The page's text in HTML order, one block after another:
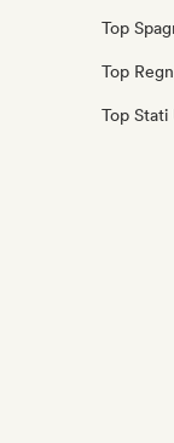
Top
Top
Top Stati